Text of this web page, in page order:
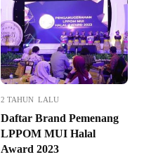
2 TAHUN LALU
Daftar Brand Pemenang
LPPOM MUI Halal
Award 2023